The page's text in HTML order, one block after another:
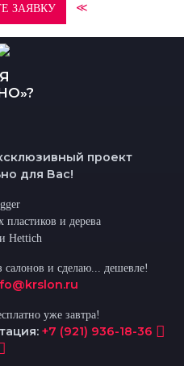
ЗАЯВКУ ≪
проект
для Вас!
и дерева
Hettich
и сделаю... дешевле!
уже завтра!
+7 (921) 936-18-36